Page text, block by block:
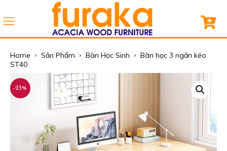
Home Sản Phẩm Bàn Học Sinh
Bàn học 3 ngăn kéo
ST40
-23%